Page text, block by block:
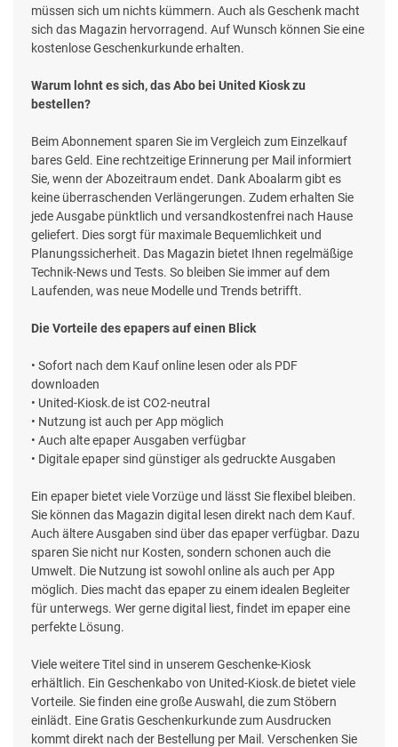
müssen sich um nichts kümmern. Auch als Geschenk macht
sich das Magazin hervorragend. Auf Wunsch können Sie eine
kostenlose Geschenkurkunde erhalten.
Warum lohnt es sich, das Abo bei United Kiosk zu
bestellen?
Beim Abonnement sparen Sie im Vergleich zum Einzelkauf
bares Geld. Eine rechtzeitige Erinnerung per Mail informiert
Sie, wenn der Abozeitraum endet. Dank Aboalarm gibt es
keine überraschenden Verlängerungen. Zudem erhalten Sie
jede Ausgabe pünktlich und versandkostenfrei nach Hause
geliefert. Dies sorgt für maximale Bequemlichkeit und
Planungssicherheit. Das Magazin bietet Ihnen regelmäßige
Technik-News und Tests. So bleiben Sie immer auf dem
Laufenden, was neue Modelle und Trends betrifft.
Die Vorteile des epapers auf einen Blick
• Sofort nach dem Kauf online lesen oder als PDF
downloaden
• United-Kiosk.de ist CO2-neutral
• Nutzung ist auch per App möglich
• Auch alte epaper Ausgaben verfügbar
• Digitale epaper sind günstiger als gedruckte Ausgaben
Ein epaper bietet viele Vorzüge und lässt Sie flexibel bleiben.
Sie können das Magazin digital lesen direkt nach dem Kauf.
Auch ältere Ausgaben sind über das epaper verfügbar. Dazu
sparen Sie nicht nur Kosten, sondern schonen auch die
Umwelt. Die Nutzung ist sowohl online als auch per App
möglich. Dies macht das epaper zu einem idealen Begleiter
für unterwegs. Wer gerne digital liest, findet im epaper eine
perfekte Lösung.
Viele weitere Titel sind in unserem Geschenke-Kiosk
erhältlich. Ein Geschenkabo von United-Kiosk.de bietet viele
Vorteile. Sie finden eine große Auswahl, die zum Stöbern
einlädt. Eine Gratis Geschenkurkunde zum Ausdrucken
kommt direkt nach der Bestellung per Mail. Verschenken Sie